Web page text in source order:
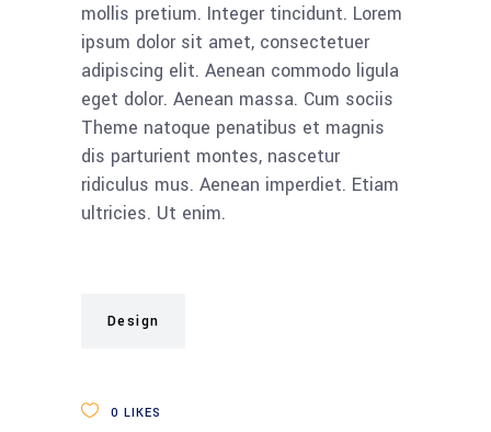
mollis pretium. Integer tincidunt. Lorem
ipsum dolor sit amet, consectetuer
adipiscing elit. Aenean commodo ligula
eget dolor. Aenean massa. Cum sociis
Theme natoque penatibus et magnis
dis parturient montes, nascetur
ridiculus mus. Aenean imperdiet. Etiam
ultricies. Ut enim.
Design
0 LIKES